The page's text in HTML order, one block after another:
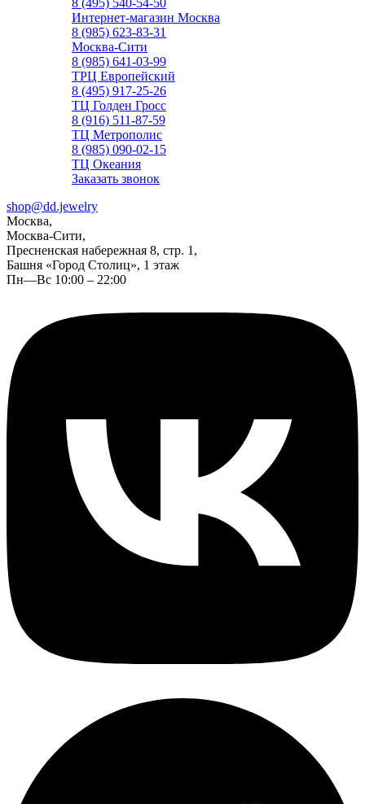
8 (495) 540-54-50
Интернет-магазин Москва
8 (985) 623-83-31
Москва-Сити
8 (985) 641-03-99
ТРЦ Европейский
8 (495) 917-25-26
ТЦ Голден Гросс
8 (916) 511-87-59
ТЦ Метрополис
8 (985) 090-02-15
ТЦ Океания
Заказать звонок
shop@dd.jewelry
Москва,
Москва-Сити,
Пресненская набережная 8, стр. 1,
Башня «Город Столиц», 1 этаж
Пн—Вс 10:00 – 22:00